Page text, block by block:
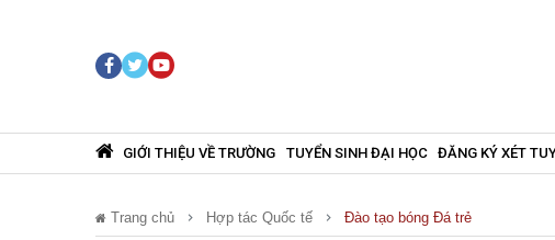
GIỚI THIỆU VỀ TRƯỜNG TUYỂN SINH ĐẠI HỌC ĐĂNG KÝ XÉT
Trang chủ Hợp tác Quốc tế Đào tạo bóng Đá trẻ